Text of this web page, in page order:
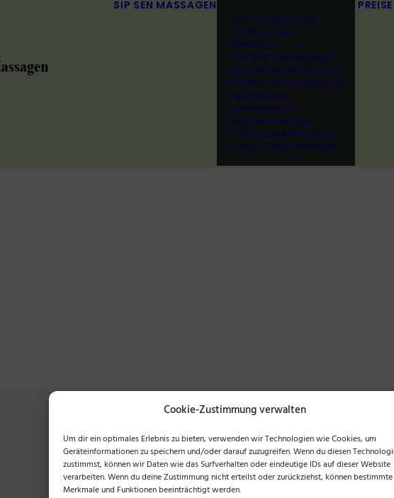
Cookie-Zustimmung verwalten
Um dir ein optimales Erlebnis zu bieten, verwenden wir Technologien wie Cookies, um
Geräteinformationen zu speichern und/oder darauf zuzugreifen. Wenn du diesen
zustimmst, können wir Daten wie das Surfverhalten oder eindeutige IDs auf dieser Website
verarbeiten. Wenn du deine Zustimmung nicht erteilst oder zurückziehst, können bestimmte
Merkmale und Funktionen beeinträchtigt werden.
SIP SEN MASSAGEN
Thai Yoga Massage
TTY Massage in
Seitenlage
Thai Aromaölmassage
Kräuterstempel-Massage
Nacken-/Rückenmassage
Fußmassage
Sportmassage
Seniorenmassage
Schwangerenmassage
Klangschalen-Massage
PREISE
Documentation